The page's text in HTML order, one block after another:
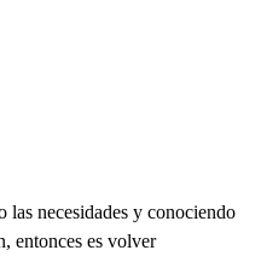
las necesidades y conociendo
entonces es volver